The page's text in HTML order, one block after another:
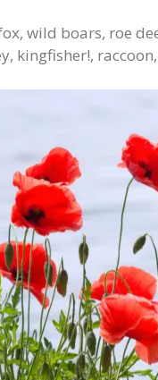
wild boars, roe
kingfisher!,